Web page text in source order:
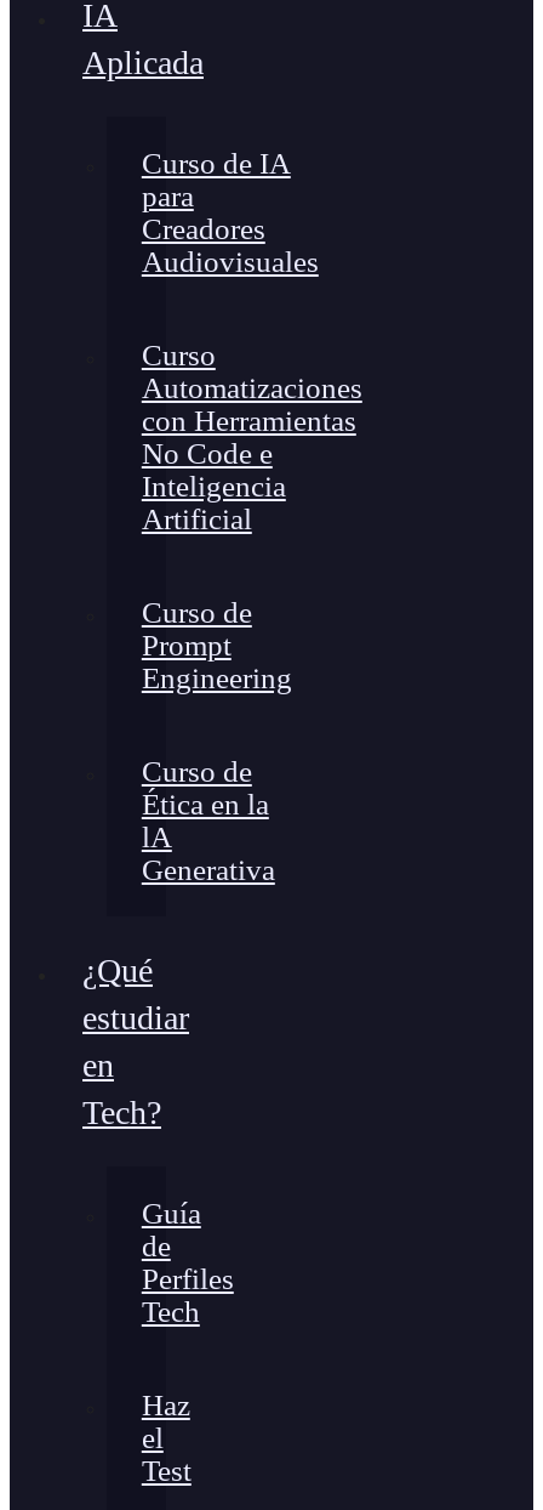
IA
Aplicada
Curso de IA
para
Creadores
Audiovisuales
Curso
Automatizaciones
con Herramientas
No Code e
Inteligencia
Artificial
Curso de
Prompt
Engineering
Curso de
Ética en la
lA
Generativa
¿Qué
estudiar
en
Tech?
Guía
de
Perfiles
Tech
Haz
el
Test